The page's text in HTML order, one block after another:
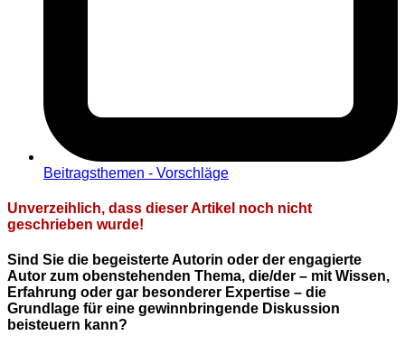
Beitragsthemen - Vorschläge
Unverzeihlich, dass dieser Artikel noch nicht
geschrieben wurde!
Sind Sie die begeisterte Autorin oder der engagierte
Autor zum obenstehenden Thema, die/der – mit Wissen,
Erfahrung oder gar besonderer Expertise – die
Grundlage für eine gewinnbringende Diskussion
beisteuern kann?